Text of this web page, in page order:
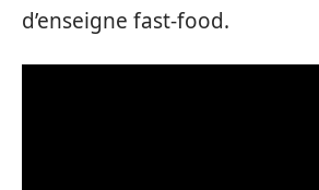
d’enseigne fast-food.